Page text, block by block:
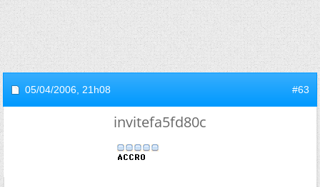
05/04/2006, 21h08 #63
invitefa5fd80c